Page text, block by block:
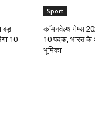
बड़ा
₹10
Sport
कॉमनवेल्थ गेम्स
10 पदक, भारत के
भूमिका